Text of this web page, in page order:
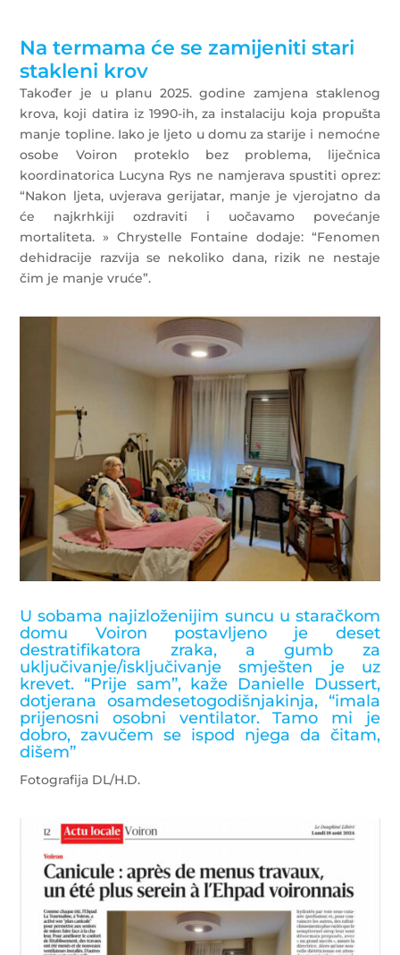
Na termama će se zamijeniti stari
stakleni krov
Također je u planu 2025. godine zamjena staklenog
krova, koji datira iz 1990-ih, za instalaciju koja propušta
manje topline. Iako je ljeto u domu za starije i nemoćne
osobe Voiron proteklo bez problema, liječnica
koordinatorica Lucyna Rys ne namjerava spustiti oprez:
“Nakon ljeta, uvjerava gerijatar, manje je vjerojatno da
će najkrhkiji ozdraviti i uočavamo povećanje
mortaliteta. » Chrystelle Fontaine dodaje: “Fenomen
dehidracije razvija se nekoliko dana, rizik ne nestaje
čim je manje vruće”.
U sobama najizloženijim suncu u staračkom
domu Voiron postavljeno je deset
destratifikatora zraka, a gumb za
uključivanje/isključivanje smješten je uz
krevet. “Prije sam”, kaže Danielle Dussert,
dotjerana osamdesetogodišnjakinja, “imala
prijenosni osobni ventilator. Tamo mi je
dobro, zavučem se ispod njega da čitam,
dišem”
Fotografija DL/H.D.